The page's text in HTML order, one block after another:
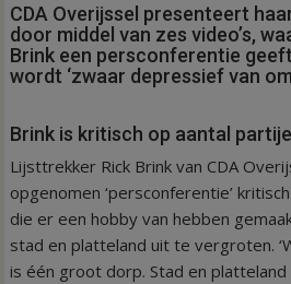
CDA Overijssel presenteert
door middel van zes video’s,
Brink een persconferentie
wordt ‘zwaar depressief van
Brink is kritisch op aantal
Lijsttrekker Rick Brink van CDA
opgenomen ‘persconferentie’
die er een hobby van hebben
stad en platteland uit te vergroten.
is één groot dorp. Stad en